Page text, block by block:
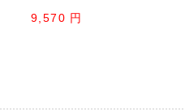
9,570 円